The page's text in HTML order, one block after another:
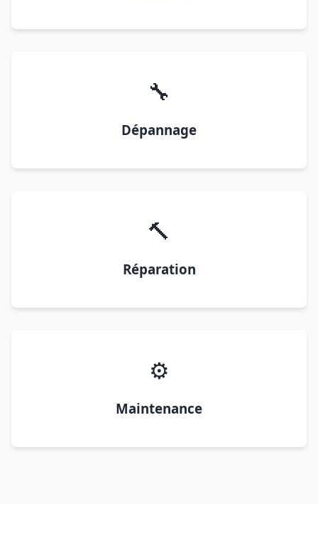
🔧
Dépannage
🔨
Réparation
⚙️
Maintenance